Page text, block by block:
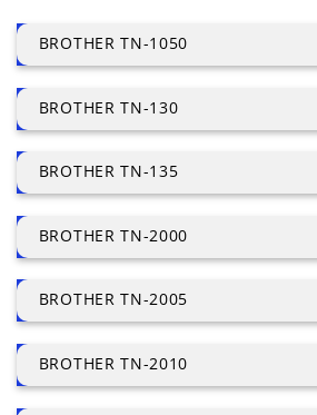
BROTHER TN-1050
BROTHER TN-130
BROTHER TN-135
BROTHER TN-2000
BROTHER TN-2005
BROTHER TN-2010